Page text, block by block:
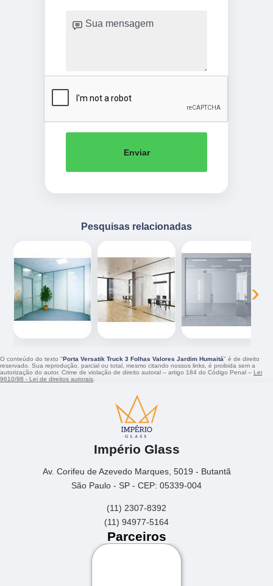
Enviar
Pesquisas relacionadas
‹ ›
O conteúdo do texto "Porta Versatik Truck 3 Folhas Valores Jardim Humaitá" é de direito
reservado. Sua reprodução, parcial ou total, mesmo citando nossos links, é proibida sem a
autorização do autor. Crime de violação de direito autoral – artigo 184 do Código Penal – Lei
9610/98 - Lei de direitos autorais
Império Glass
Av. Corifeu de Azevedo Marques, 5019 - Butantã
São Paulo - SP - CEP: 05339-004
(11) 2307-8392
(11) 94977-5164
Parceiros